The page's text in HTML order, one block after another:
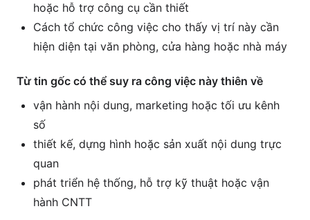
hoặc hỗ trợ công cụ cần thiết
Cách tổ chức công việc cho thấy vị trí này cần
hiện diện tại văn phòng, cửa hàng hoặc nhà máy
Từ tin gốc có thể suy ra công việc này thiên về
vận hành nội dung, marketing hoặc tối ưu kênh
số
thiết kế, dựng hình hoặc sản xuất nội dung trực
quan
phát triển hệ thống, hỗ trợ kỹ thuật hoặc vận
hành CNTT